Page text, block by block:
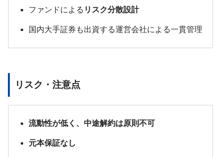
ファンドによる リスク分散設計
国内大手証券も出資する運営会社による一貫管理
リスク・注意点
流動性が低く、中途解約は原則不可
元本保証なし